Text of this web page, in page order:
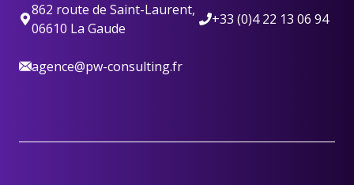
862 route de Saint-Laurent,
06610 La Gaude
+33 (0)4 22 13 06 94
agence@pw-consulting.fr